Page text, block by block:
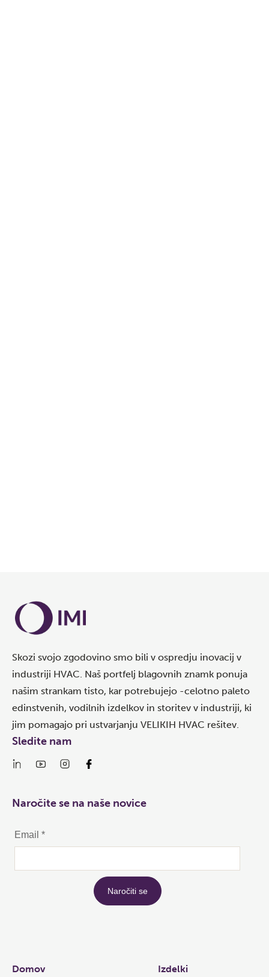
Skozi svojo zgodovino smo bili v ospredju inovacij v
industriji HVAC. Naš portfelj blagovnih znamk ponuja
našim strankam tisto, kar potrebujejo -celotno paleto
edinstvenih, vodilnih izdelkov in storitev v industriji, ki
jim pomagajo pri ustvarjanju VELIKIH HVAC rešitev.
Links
Domov Izdelki
Sledite nam
Naročite se na naše novice